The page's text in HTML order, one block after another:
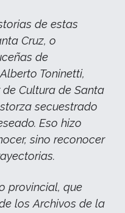
de estas
Cruz, o
de
Toninetti,
Cultura de Santa
secuestrado
Eso hizo
sino reconocer
provincial, que
los Archivos de la